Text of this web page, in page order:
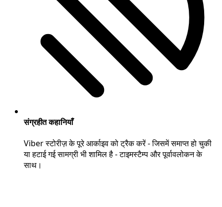
संग्रहीत कहानियाँ
Viber स्टोरीज़ के पूरे आर्काइव को ट्रैक करें - जिसमें समाप्त हो चुकी
या हटाई गई सामग्री भी शामिल है - टाइमस्टैम्प और पूर्वावलोकन के
साथ।